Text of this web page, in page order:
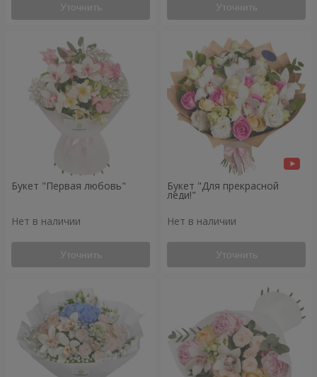
Уточнить Уточнить
Букет "Первая любовь"
Нет в наличии
Уточнить
Букет "Для прекрасной
леди!"
Нет в наличии
Уточнить